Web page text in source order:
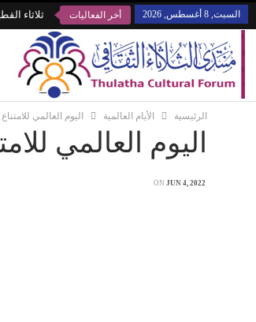
السبت, 8 أغسطس, 2026 أخر الفعاليات ثلاثاء
الرئيسية الأيام العالمية اليوم العالمي
اليوم العالمي
ON JUN 4, 2022